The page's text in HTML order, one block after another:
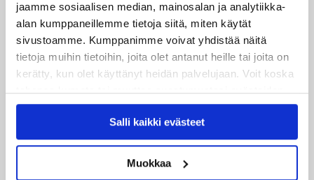
jaamme sosiaalisen median, mainosalan ja analytiikka-
alan kumppaneillemme tietoja siitä, miten käytät
sivustoamme. Kumppanimme voivat yhdistää näitä
tietoja muihin tietoihin, joita olet antanut heille tai joita on
kerätty, kun olet käyttänyt heidän palvelujaan. Voit koska
tahansa kumota tai muuttaa suostumustasi evästeiden
käytöstäEvästeet-sivultamme.
Salli kaikki evästeet
Muokkaa
29.07.2026
JYPin harjoitusottelut tulevalle 2026-2027 kaudelle on
julkaistu!
27.07.2026
Ruotsalaishyökkääjä Arvid Costmar JYPiin
JYP ja Secto Rally Finland yhteistyöhön